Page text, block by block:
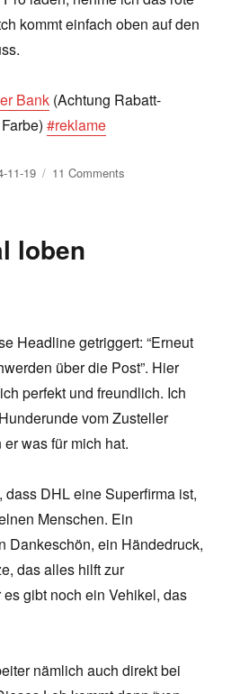
kommt einfach oben auf den
Bank (Achtung Rabatt-
#reklame
11-19 11 Comments
loben
Headline getriggert: “Erneut
über die Post”. Hier
perfekt und freundlich. Ich
vom Zusteller
was für mich hat.
DHL eine Superfirma ist,
Menschen. Ein
Dankeschön, ein Händedruck,
das alles hilft zur
gibt noch ein Vehikel, das
nämlich auch direkt bei